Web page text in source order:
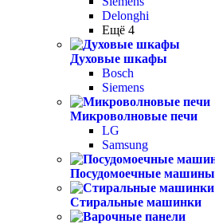
Delonghi
Ещё 4
Духовые шкафы
Bosch
Siemens
Микроволновые печи
LG
Samsung
Посудомоечные машины
Стиральные машинки